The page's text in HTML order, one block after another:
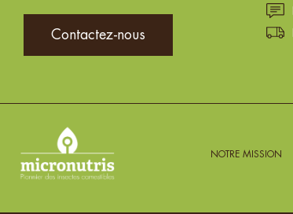
Contactez-nous
NOTRE MISSION